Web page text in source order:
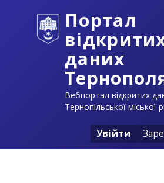
Портал
даних
Вебпортал відкритих
Тернопільської міської
Увійти